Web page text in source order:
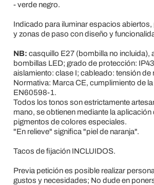
- verde negro.
Indicado para iluminar espacios
y zonas de paso con diseño y
NB: casquillo E27 (bombilla no incluida),
bombillas LED; grado de protección:
aislamiento: clase I; cableado: tensión
Normativa: Marca CE, cumplimiento de
EN60598-1.
Todos los tonos son estrictamente
mano, se obtienen mediante la aplicación
pigmentos de colores especiales.
"En relieve" significa "piel de naranja".
Tacos de fijación INCLUIDOS.
Previa petición es posible realizar
gustos y necesidades; No dude en